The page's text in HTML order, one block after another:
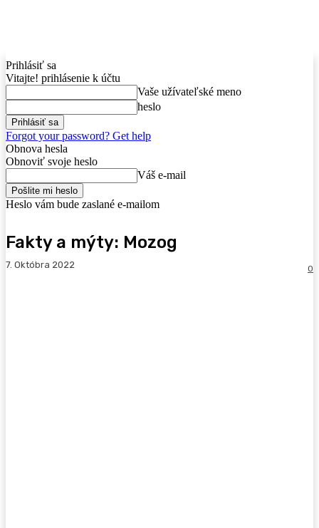
Prihlásiť sa
Vitajte! prihlásenie k účtu
Vaše užívateľské meno
heslo
Forgot your password? Get help
Obnova hesla
Obnoviť svoje heslo
Váš e-mail
Heslo vám bude zaslané e-mailom
Fakty a mýty: Mozog
7. Októbra 2022 0